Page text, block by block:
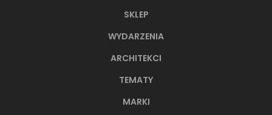
SKLEP
WYDARZENIA
ARCHITEKCI
TEMATY
MARKI